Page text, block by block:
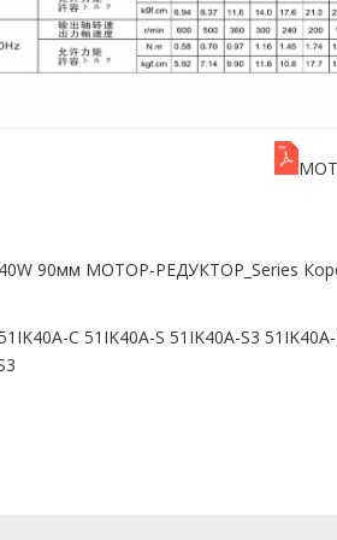
90мм МОТОР-РЕДУКТОР_Series
C 51IK40A-S 51IK40A-S3